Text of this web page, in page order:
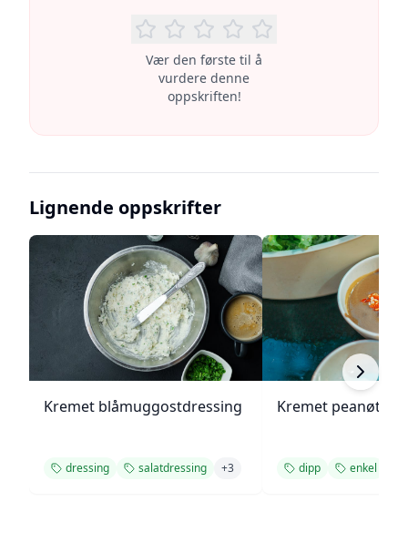
Vær den første til å
vurdere denne
oppskriften!
Lignende oppskrifter
Kremet blåmuggostdressing
dressing salatdressing +3
Kremet
dipp enkel